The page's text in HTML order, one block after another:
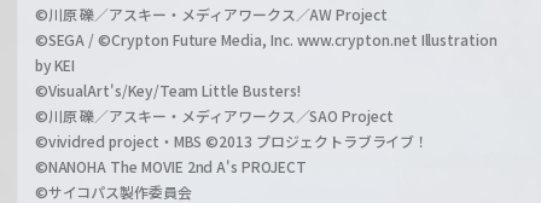
©川原 礫／アスキー・メディアワークス／AW Project
©SEGA / ©Crypton Future Media, Inc. www.crypton.net Illustration
by KEI
©VisualArt's/Key/Team Little Busters!
©川原 礫／アスキー・メディアワークス／SAO Project
©vividred project・MBS ©2013 プロジェクトラブライブ！
©NANOHA The MOVIE 2nd A's PROJECT
©サイコパス製作委員会